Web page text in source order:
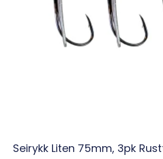
Seirykk Liten 75mm, 3pk